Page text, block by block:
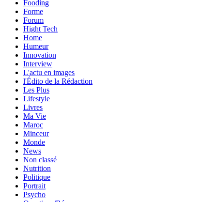
Fooding
Forme
Forum
Hight Tech
Home
Humeur
Innovation
Interview
L'actu en images
l'Édito de la Rédaction
Les Plus
Lifestyle
Livres
Ma Vie
Maroc
Minceur
Monde
News
Non classé
Nutrition
Politique
Portrait
Psycho